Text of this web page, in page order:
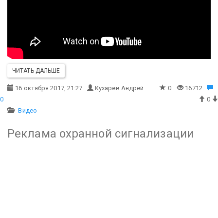
ЧИТАТЬ ДАЛЬШЕ
16 октября 2017, 21:27 Кухарев Андрей 0
16712
0
0
Видео
Реклама охранной сигнализации